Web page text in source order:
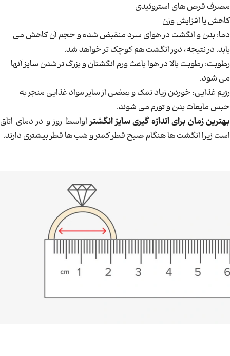
مصرف قرص های استروئیدی
کاهش یا افزایش وزن
دما: بدن و انگشت در هوای سرد منقبض شده و حجم آن کاهش می
یابد. در نتیجه، دور انگشت هم کوچک تر خواهد شد.
رطوبت: رطوبت بالا در هوا باعث ورم انگشتان و بزرگ تر شدن سایز آنها
می شود.
رژیم غذایی: خوردن زیاد نمک و بعضی از سایر مواد غذایی منجر به
حبس مایعات بدن و تورم می شوند.
بهترین زمان برای اندازه گیری سایز انگشتراواسط روز و در دمای اتاق
است زیرا انگشت ها هنگام صبح قطر کمتر و شب ها قطر بیشتری دارند.